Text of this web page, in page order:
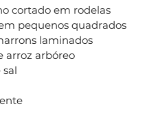
cortado em rodelas
pequenos quadrados
laminados
arroz arbóreo